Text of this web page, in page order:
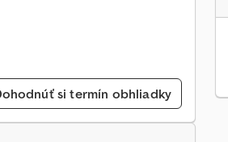
si termín obhliadky